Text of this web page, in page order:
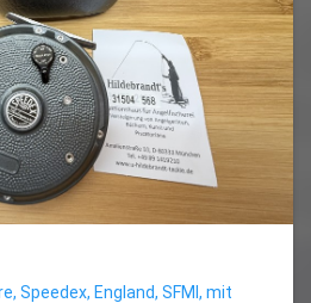
Speedex, England, SFMI, mit